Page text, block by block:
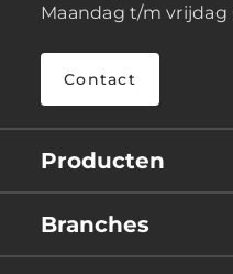
Maandag t/m vrijdag
Contact
Producten
Branches